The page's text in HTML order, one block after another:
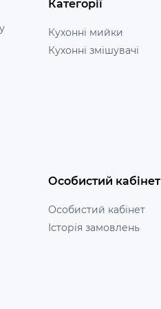
Категорії
Кухонні мийки
Кухонні змішувачі
Особистий кабінет
Особистий кабінет
Історія замовлень